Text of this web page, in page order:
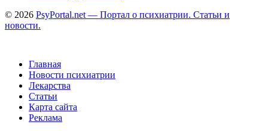
© 2026 PsyPortal.net — Портал о психиатрии. Статьи и
новости.
Главная
Новости психиатрии
Лекарства
Статьи
Карта сайта
Реклама